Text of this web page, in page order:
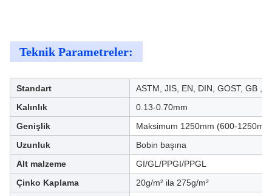
Teknik Parametreler:
Standart
ASTM, JIS, EN, DIN, GOST, GB ,
Kalınlık
0.13-0.70mm
Genişlik
Maksimum 1250mm (600-
Uzunluk
Bobin başına
Alt malzeme
GI/GL/PPGI/PPGL
Çinko Kaplama
20g/m² ila 275g/m²